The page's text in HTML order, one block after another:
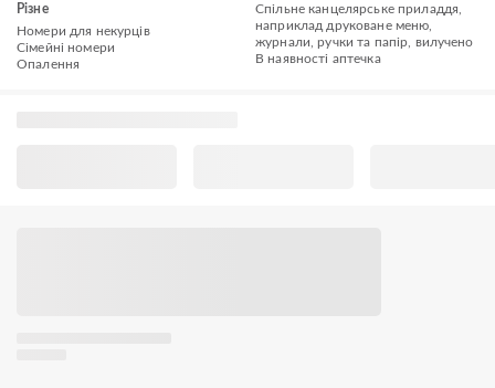
Різне
Номери для некурців
Сімейні номери
Опалення
Спільне канцелярське приладдя,
наприклад друковане меню,
журнали, ручки та папір, вилучено
В наявності аптечка